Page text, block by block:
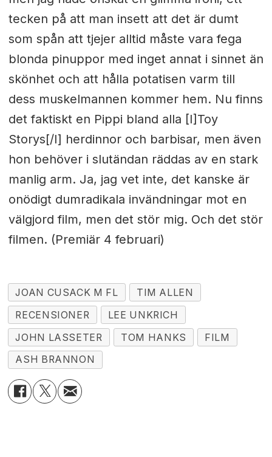
tecken på att man insett att det är dumt
som spån att tjejer alltid måste vara fega
blonda pinuppor med inget annat i sinnet än
skönhet och att hålla potatisen varm till
dess muskelmannen kommer hem. Nu finns
det faktiskt en Pippi bland alla [I]Toy
Storys[/I] herdinnor och barbisar, men även
hon behöver i slutändan räddas av en stark
manlig arm. Ja, jag vet inte, det kanske är
onödigt dumradikala invändningar mot en
välgjord film, men det stör mig. Och det stör
filmen. (Premiär 4 februari)
JOAN CUSACK M FL
TIM ALLEN
RECENSIONER
LEE UNKRICH
JOHN LASSETER
TOM HANKS
FILM
ASH BRANNON